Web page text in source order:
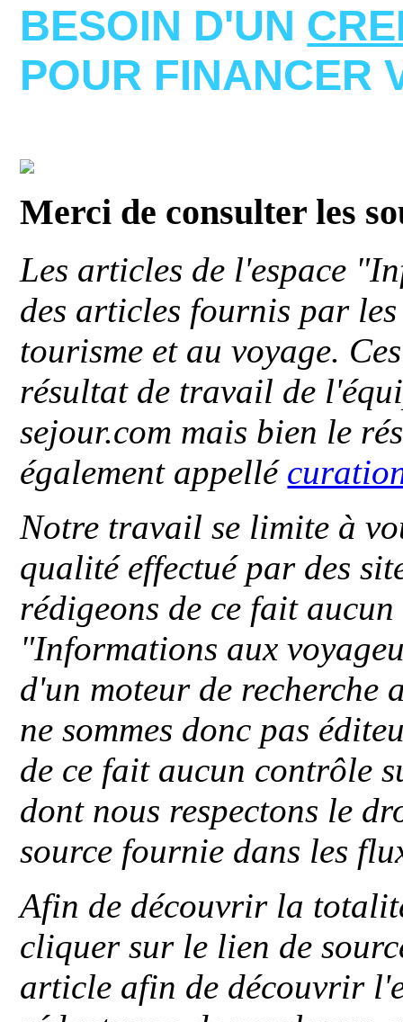
BESOIN D'UN
POUR FINANCER
Merci de consulter les
Les articles de l'espace
des articles fournis par
tourisme et au voyage.
résultat de travail de
sejour.com mais bien le
également appellé
Notre travail se limite à
qualité effectué par des
rédigeons de ce fait
"Informations aux
d'un moteur de recherche
ne sommes donc pas
de ce fait aucun contrôle
dont nous respectons le
source fournie dans les
Afin de découvrir la
cliquer sur le lien de
article afin de découvrir